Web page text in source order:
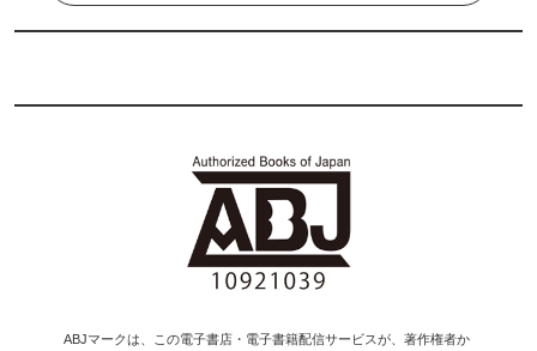
ABJマークは、この電子書店・電子書籍配信サービスが、著作権者か